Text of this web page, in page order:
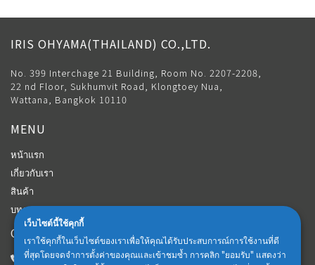
IRIS OHYAMA(THAILAND) CO.,LTD.
No. 399 Interchage 21 Building, Room No. 2207-2208,
22 nd Floor, Sukhumvit Road, Klongtoey Nua,
Wattana, Bangkok 10110
MENU
หน้าแรก
เกี่ยวกับเรา
สินค้า
บทความ
CONTACT
Customer Center: 02-018-6102
เว็บไซต์นี้ใช้คุกกี้
เราใช้คุกกี้ในเว็บไซต์ของเราเพื่อให้คุณได้รับประสบการณ์การใช้งานที่ดี
ที่สุดโดยจดจำการตั้งค่าของคุณและเข้าชมซ้ำ การคลิก "ยอมรับ" แสดงว่า